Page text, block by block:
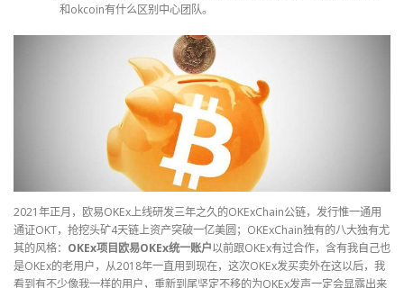
和okcoin有什么区别中心团队。
2021年正月，欧易OKEx上线研发三年之久的OKExChain公链，发行惟一通用
通证OKT，抢挖头矿4天链上资产突破一亿美圆；OKExChain独有的八大独有尤
其的风格： OKEx项目欧易OKEx统一账户以前跟OKEx有过合作，含有我自己也
是OKEx的老用户，从2018年一直用到现在，这次OKEx发买卖外在这以后，我
看到有不少像我一样的用户，重新到尾坚定不移的为OKEx发声一定会显露出来